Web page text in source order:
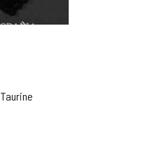
Taurine